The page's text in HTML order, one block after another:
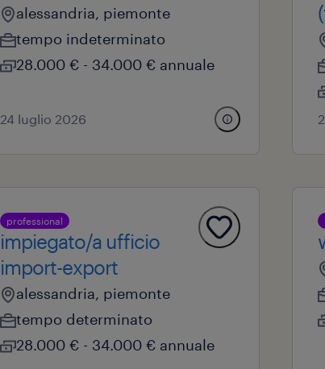
alessandria, piemonte
tempo indeterminato
28.000 € - 34.000 € annuale
24 luglio 2026
professional
impiegato/a ufficio
import-export
alessandria, piemonte
tempo determinato
28.000 € - 34.000 € annuale